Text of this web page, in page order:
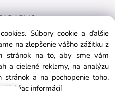
mieru
Súbory cookie a ďalšie
na zlepšenie vášho zážitku z
stránok na to, aby sme vám
a cielené reklamy, na analýzu
stránok a na pochopenie toho,
Viac informácií